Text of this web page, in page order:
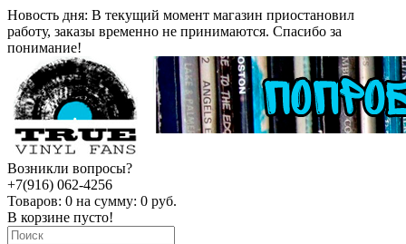
Новость дня: В текущий момент магазин приостановил
работу, заказы временно не принимаются. Спасибо за
понимание!
Возникли вопросы?
+7(916) 062-4256
Товаров: 0 на сумму: 0 руб.
В корзине пусто!